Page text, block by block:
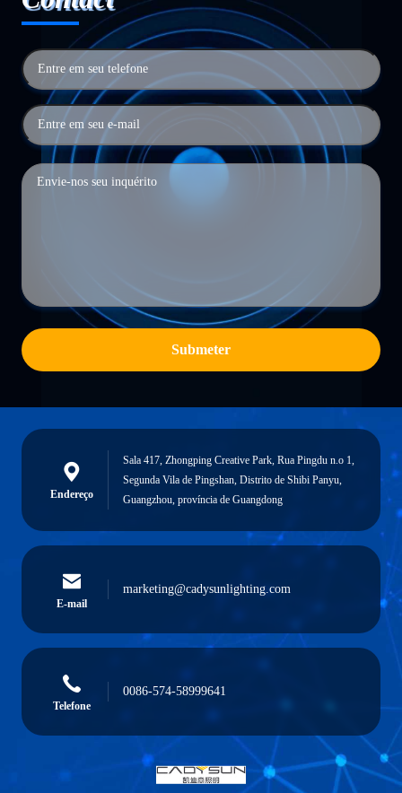
Submeter
Endereço
Sala 417, Zhongping Creative Park, Rua Pingdu n.o 1,
Segunda Vila de Pingshan, Distrito de Shibi Panyu,
Guangzhou, província de Guangdong
E-mail
marketing@cadysunlighting.com
Telefone
0086-574-58999641